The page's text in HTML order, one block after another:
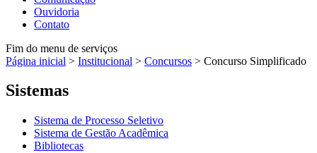
Ouvidoria
Contato
Fim do menu de serviços
Página inicial > Institucional > Concursos > Concurso Simplificado
Sistemas
Sistema de Processo Seletivo
Sistema de Gestão Acadêmica
Bibliotecas